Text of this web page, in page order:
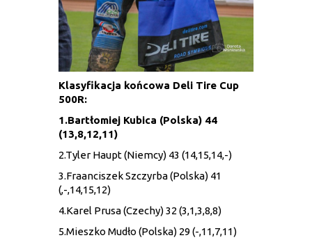
Klasyfikacja końcowa Deli Tire Cup
500R:
1.Bartłomiej Kubica (Polska) 44
(13,8,12,11)
2.Tyler Haupt (Niemcy) 43 (14,15,14,-)
3.Fraanciszek Szczyrba (Polska) 41
(,-,14,15,12)
4.Karel Prusa (Czechy) 32 (3,1,3,8,8)
5.Mieszko Mudło (Polska) 29 (-,11,7,11)